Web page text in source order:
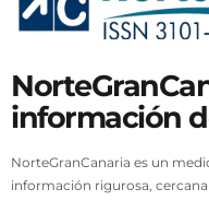
información
NorteGranCanaria es un
información rigurosa,